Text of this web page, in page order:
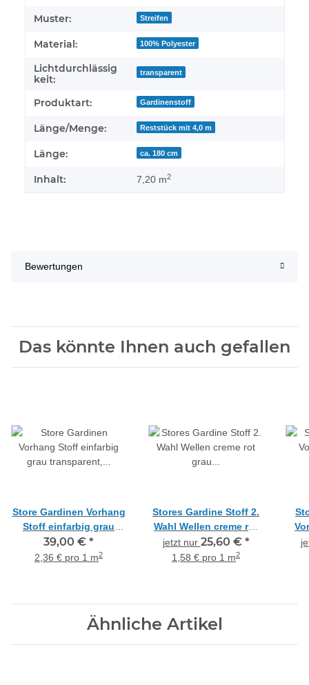
Muster: Streifen
Material: 100% Polyester
Lichtdurchlässig
keit:
transparent
Produktart: Gardinenstoff
Länge/Menge: Reststück mit 4,0 m
Länge: ca. 180 cm
Inhalt: 7,20 m2
Bewertungen
Das könnte Ihnen auch gefallen
Store Gardinen Vorhang
Stoff einfarbig grau
transparent, Reststück
5,5 m
39,00 € *
2,36 € pro 1 m2
Stores Gardine Stoff 2.
Wahl Wellen creme rot
grau transp. Reststück
5,4 m
jetzt nur 25,60 € *
1,58 € pro 1 m2
Ähnliche Artikel